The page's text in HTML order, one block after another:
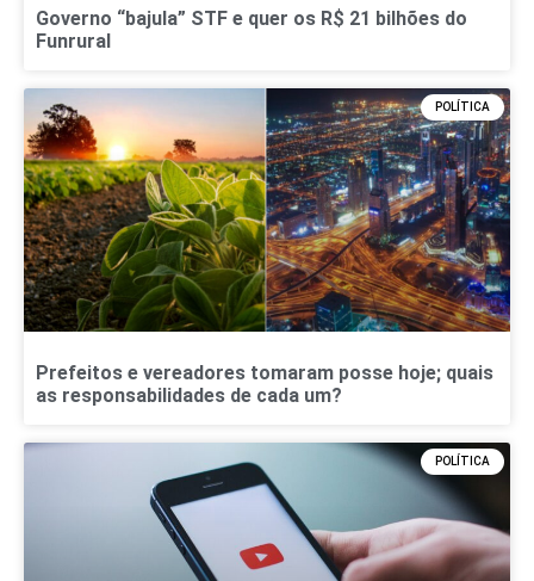
Governo “bajula” STF e quer os R$ 21 bilhões do
Funrural
POLÍTICA
Prefeitos e vereadores tomaram posse hoje; quais
as responsabilidades de cada um?
POLÍTICA